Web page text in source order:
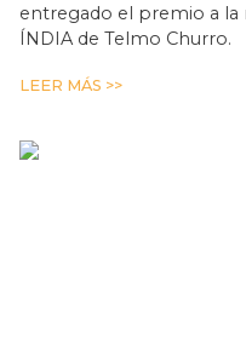
entregado el premio a
ÍNDIA de Telmo Churro.
LEER MÁS >>